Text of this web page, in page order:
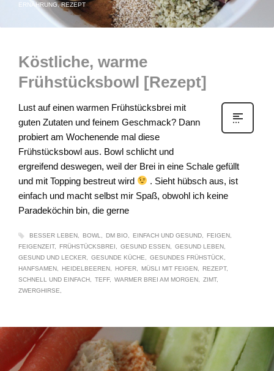
ERNÄHRUNG,REZEPT
Köstliche, warme
Frühstücksbowl [Rezept]
Lust auf einen warmen Frühstücksbrei mit
guten Zutaten und feinem Geschmack? Dann
probiert am Wochenende mal diese
Frühstücksbowl aus. Bowl schlicht und
ergreifend deswegen, weil der Brei in eine Schale gefüllt
und mit Topping bestreut wird
. Sieht hübsch aus, ist
einfach und macht selbst mir Spaß, obwohl ich keine
Paradeköchin bin, die gerne
BESSER LEBEN BOWL DM BIO EINFACH UND GESUND
FEIGEN
FEIGENZEIT
FRÜHSTÜCKSBREI GESUND ESSEN
GESUND LEBEN
GESUND UND LECKER
GESUNDE KÜCHE
GESUNDES FRÜHSTÜCK
HANFSAMEN
HEIDELBEEREN HOFER MÜSLI MIT FEIGEN
REZEPT
SCHNELL UND EINFACH
TEFF WARMER BREI AM MORGEN
ZIMT
ZWERGHIRSE